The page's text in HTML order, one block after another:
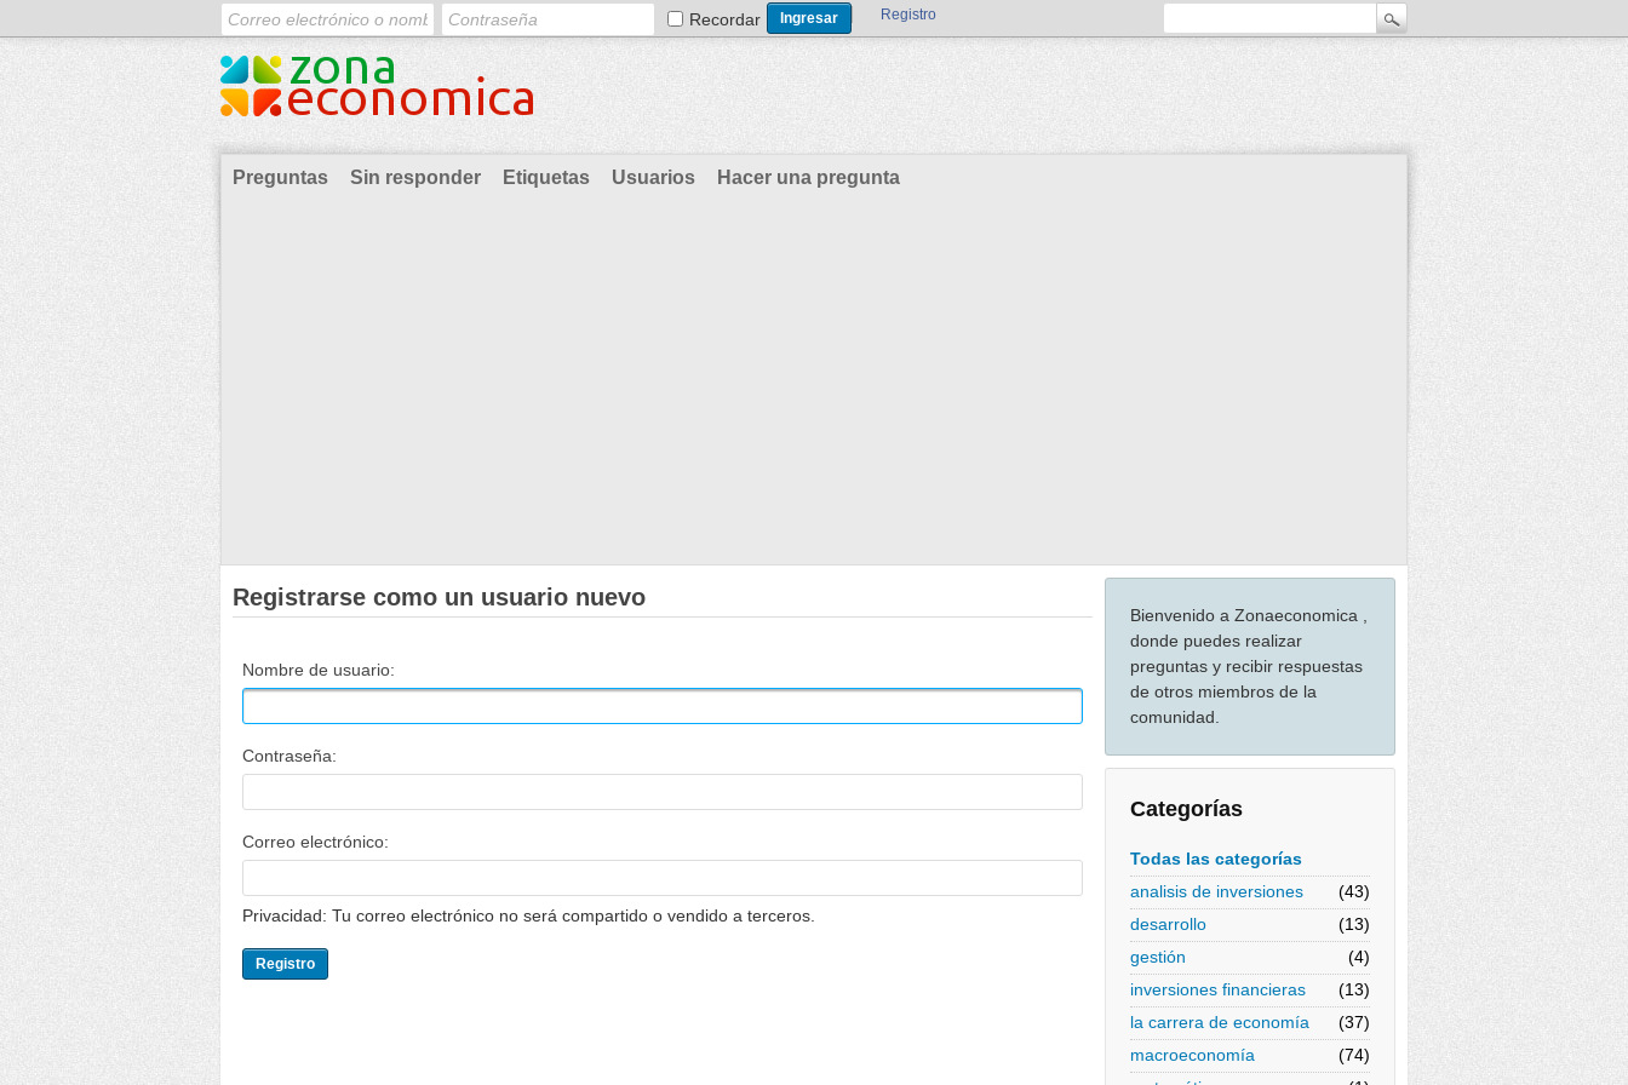
Recordar Registro
Preguntas Sin responder Etiquetas Usuarios Hacer una pregunta
Bienvenido a Zonaeconomica ,
donde puedes realizar
preguntas y recibir respuestas
de otros miembros de la
comunidad.
Categorías
Todas las categorías
analisis de inversiones
(43)
desarrollo
(13)
gestión
(4)
inversiones financieras
(13)
la carrera de economía
(37)
macroeconomía
(74)
Registrarse como un usuario nuevo
Nombre de usuario:
Contraseña:
Correo electrónico:
Privacidad: Tu correo electrónico no será compartido o vendido a terceros.